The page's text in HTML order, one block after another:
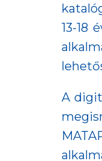
13-18
A